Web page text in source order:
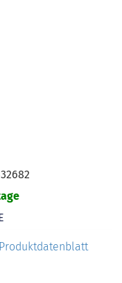
Produktdatenblatt